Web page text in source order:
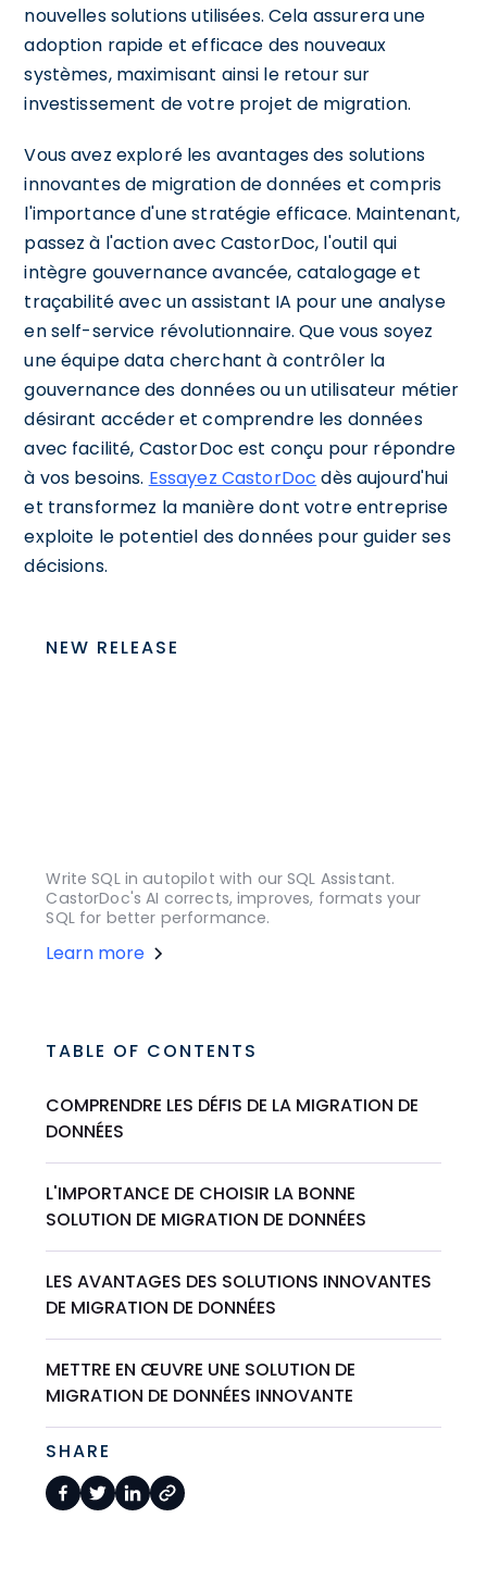
nouvelles solutions utilisées. Cela assurera une
adoption rapide et efficace des nouveaux
systèmes, maximisant ainsi le retour sur
investissement de votre projet de migration.
Vous avez exploré les avantages des solutions
innovantes de migration de données et compris
l'importance d'une stratégie efficace. Maintenant,
passez à l'action avec CastorDoc, l'outil qui
intègre gouvernance avancée, catalogage et
traçabilité avec un assistant IA pour une analyse
en self-service révolutionnaire. Que vous soyez
une équipe data cherchant à contrôler la
gouvernance des données ou un utilisateur métier
désirant accéder et comprendre les données
avec facilité, CastorDoc est conçu pour répondre
à vos besoins. Essayez CastorDoc dès aujourd'hui
et transformez la manière dont votre entreprise
exploite le potentiel des données pour guider ses
décisions.
NEW RELEASE
Write SQL in autopilot with our SQL Assistant.
CastorDoc's AI corrects, improves, formats your
SQL for better performance.
Learn more
TABLE OF CONTENTS
COMPRENDRE LES DÉFIS DE LA MIGRATION DE
DONNÉES
L'IMPORTANCE DE CHOISIR LA BONNE
SOLUTION DE MIGRATION DE DONNÉES
LES AVANTAGES DES SOLUTIONS INNOVANTES
DE MIGRATION DE DONNÉES
METTRE EN ŒUVRE UNE SOLUTION DE
MIGRATION DE DONNÉES INNOVANTE
SHARE